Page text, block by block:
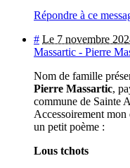
Répondre à ce
# Le 7 novembre
Massartic - Pierre
Nom de famille
Pierre Massartic,
commune de Sainte
Accessoirement
un petit poème :
Lous tchots